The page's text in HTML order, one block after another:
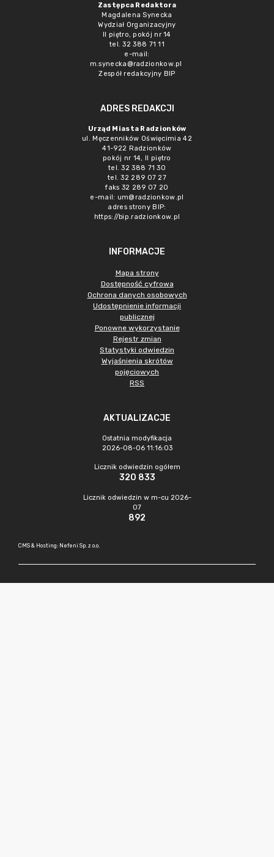
Zastępca Redaktora
Magdalena Synecka
Wydział Organizacyjny
II piętro, pokój nr 14
tel. 32 388 71 11
e-mail:
m.synecka@radzionkow.pl
Zespół redakcyjny BIP
ADRES REDAKCJI
Urząd Miasta Radzionków
ul. Męczenników Oświęcimia 42
41-922 Radzionków
pokój nr 14, II piętro
tel. 32 388 71 30
tel. 32 289 07 27
faks 32 289 07 20
e-mail: um@radzionkow.pl
adres strony BIP:
https://bip.radzionkow.pl
INFORMACJE
Mapa strony
Dostępność cyfrowa
Ochrona danych osobowych
Udostępnienie informacji
publicznej
Ponowne wykorzystanie
Rejestr zmian
Statystyki odwiedzin
Wyjaśnienia skrótów
pojęciowych
RSS
AKTUALIZACJE
Ostatnia modyfikacja
2026-08-06 11:16:03
Licznik odwiedzin ogółem
320 833
Licznik odwiedzin w m-cu 2026-
07
892
CMS & Hosting: Nefeni Sp. z o.o.